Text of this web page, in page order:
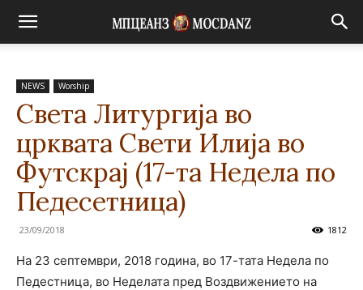
NEWS Worship
Света Литургија во
црквата Свети Илија во
Футскрај (17-та Недела по
Педесетница)
23/09/2018 1812
На 23 септември, 2018 година, во 17-тата Недела по
Педестница, во Неделата пред Воздвижението на